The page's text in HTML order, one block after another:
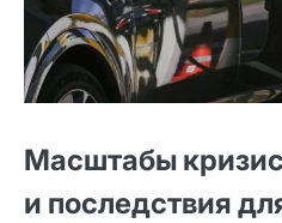
Масштабы
и последствия